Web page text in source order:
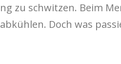
zu schwitzen. Beim
Doch was